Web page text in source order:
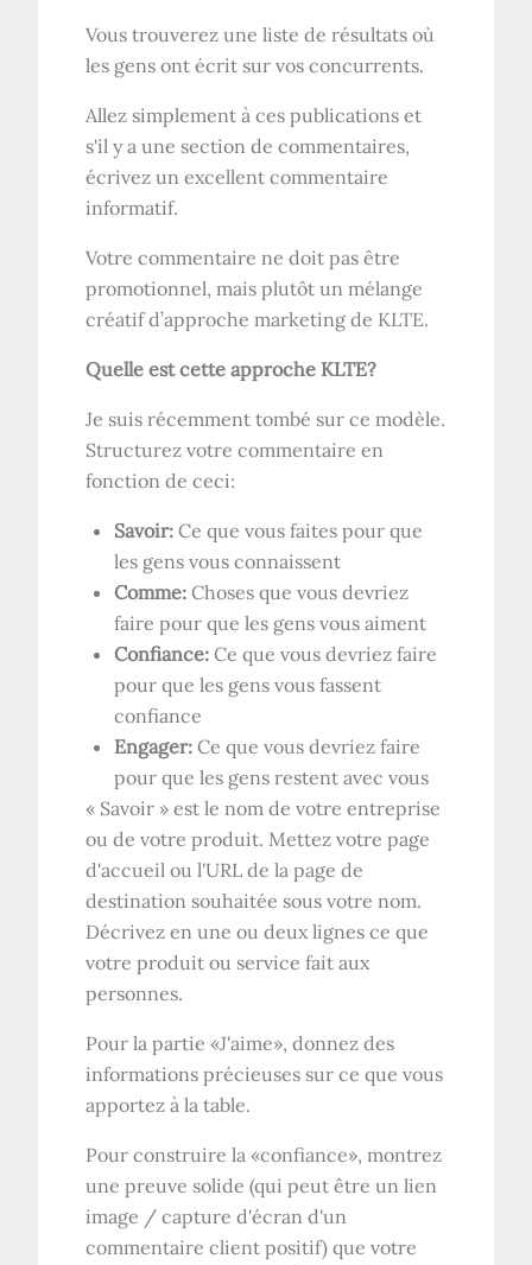
Vous trouverez une liste de résultats où
les gens ont écrit sur vos concurrents.
Allez simplement à ces publications et
s'il y a une section de commentaires,
écrivez un excellent commentaire
informatif.
Votre commentaire ne doit pas être
promotionnel, mais plutôt un mélange
créatif d’approche marketing de KLTE.
Quelle est cette approche KLTE?
Je suis récemment tombé sur ce modèle.
Structurez votre commentaire en
fonction de ceci:
Savoir: Ce que vous faites pour que
les gens vous connaissent
Comme:Choses que vous devriez
faire pour que les gens vous aiment
Confiance: Ce que vous devriez faire
pour que les gens vous fassent
confiance
Engager: Ce que vous devriez faire
pour que les gens restent avec vous
« Savoir » est le nom de votre entreprise
ou de votre produit. Mettez votre page
d'accueil ou l'URL de la page de
destination souhaitée sous votre nom.
Décrivez en une ou deux lignes ce que
votre produit ou service fait aux
personnes.
Pour la partie «J'aime», donnez des
informations précieuses sur ce que vous
apportez à la table.
Pour construire la «confiance», montrez
une preuve solide (qui peut être un lien
image / capture d'écran d'un
commentaire client positif) que votre